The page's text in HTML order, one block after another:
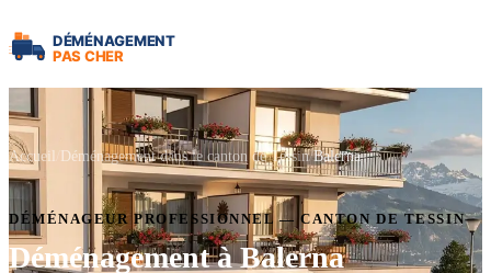
Accueil Déménagement dans le canton de Tessin Balerna
DÉMÉNAGEUR PROFESSIONNEL — CANTON DE TESSIN
Déménagement à Balerna